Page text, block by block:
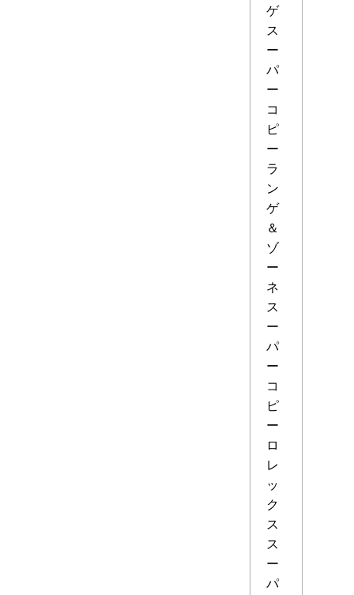
ゲ
ス
ー
パ
ー
コ
ピ
ー
ラ
ン
ゲ
＆
ゾ
ー
ネ
ス
ー
パ
ー
コ
ピ
ー
ロ
レ
ッ
ク
ス
ス
ー
パ